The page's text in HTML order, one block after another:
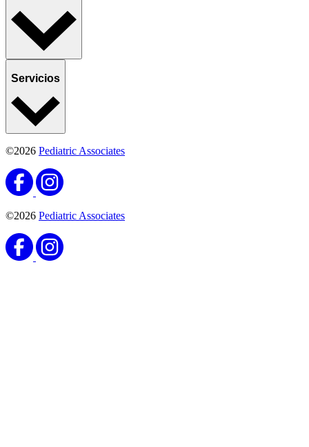
Servicios
©2026 Pediatric Associates
©2026 Pediatric Associates